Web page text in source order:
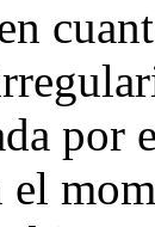
por